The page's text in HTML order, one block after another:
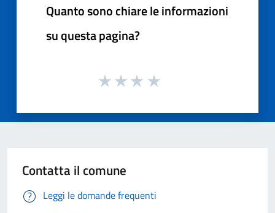
Quanto sono chiare le informazioni
su questa pagina?
Contatta il comune
Leggi le domande frequenti